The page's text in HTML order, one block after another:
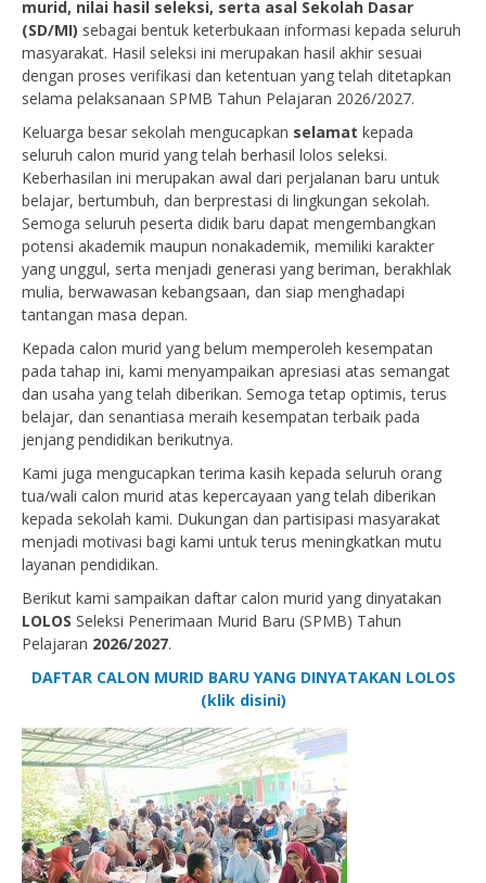
murid, nilai hasil seleksi, serta asal Sekolah Dasar
(SD/MI) sebagai bentuk keterbukaan informasi kepada seluruh
masyarakat. Hasil seleksi ini merupakan hasil akhir sesuai
dengan proses verifikasi dan ketentuan yang telah ditetapkan
selama pelaksanaan SPMB Tahun Pelajaran 2026/2027.
Keluarga besar sekolah mengucapkan selamat kepada
seluruh calon murid yang telah berhasil lolos seleksi.
Keberhasilan ini merupakan awal dari perjalanan baru untuk
belajar, bertumbuh, dan berprestasi di lingkungan sekolah.
Semoga seluruh peserta didik baru dapat mengembangkan
potensi akademik maupun nonakademik, memiliki karakter
yang unggul, serta menjadi generasi yang beriman, berakhlak
mulia, berwawasan kebangsaan, dan siap menghadapi
tantangan masa depan.
Kepada calon murid yang belum memperoleh kesempatan
pada tahap ini, kami menyampaikan apresiasi atas semangat
dan usaha yang telah diberikan. Semoga tetap optimis, terus
belajar, dan senantiasa meraih kesempatan terbaik pada
jenjang pendidikan berikutnya.
Kami juga mengucapkan terima kasih kepada seluruh orang
tua/wali calon murid atas kepercayaan yang telah diberikan
kepada sekolah kami. Dukungan dan partisipasi masyarakat
menjadi motivasi bagi kami untuk terus meningkatkan mutu
layanan pendidikan.
Berikut kami sampaikan daftar calon murid yang dinyatakan
LOLOS Seleksi Penerimaan Murid Baru (SPMB) Tahun
Pelajaran 2026/2027.
DAFTAR CALON MURID BARU YANG DINYATAKAN LOLOS
(klik disini)